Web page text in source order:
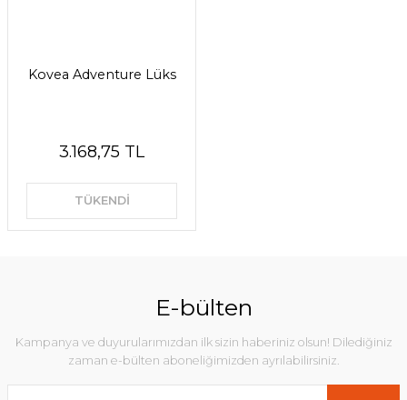
Kovea Adventure Lüks
3.168,75 TL
TÜKENDİ
E-bülten
Kampanya ve duyurularımızdan ilk sizin haberiniz olsun! Dilediğiniz
zaman e-bülten aboneliğimizden ayrılabilirsiniz.